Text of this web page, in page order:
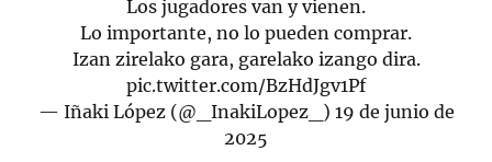
Los jugadores van y vienen.
Lo importante, no lo pueden comprar.
Izan zirelako gara, garelako izango dira.
pic.twitter.com/BzHdJgv1Pf
— Iñaki López (@_InakiLopez_) 19 de junio de
2025